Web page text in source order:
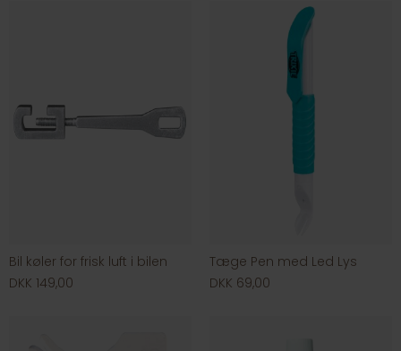
Bil køler for frisk luft i bilen
DKK 149,00
Tæge Pen med Led Lys
DKK 69,00